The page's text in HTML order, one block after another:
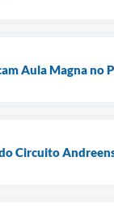
Aula Magna no
Circuito